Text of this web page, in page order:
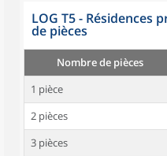
LOG T5 - Résidences
de pièces
Nombre de pièces
1 pièce
2 pièces
3 pièces